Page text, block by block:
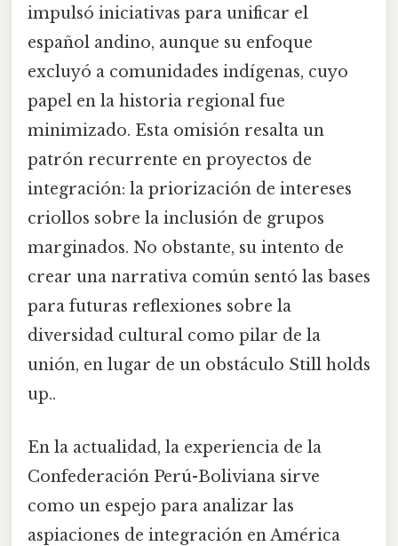
impulsó iniciativas para unificar el
español andino, aunque su enfoque
excluyó a comunidades indígenas, cuyo
papel en la historia regional fue
minimizado. Esta omisión resalta un
patrón recurrente en proyectos de
integración: la priorización de intereses
criollos sobre la inclusión de grupos
marginados. No obstante, su intento de
crear una narrativa común sentó las bases
para futuras reflexiones sobre la
diversidad cultural como pilar de la
unión, en lugar de un obstáculo Still holds
up..
En la actualidad, la experiencia de la
Confederación Perú-Boliviana sirve
como un espejo para analizar las
aspiaciones de integración en América